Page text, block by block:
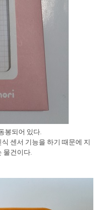
봉되어 있다.
센서 기능을 하기 때문에 지
물건이다.